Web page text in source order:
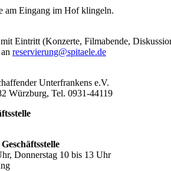
am Eingang im Hof klingeln.
Eintritt (Konzerte, Filmabende,
reservierung@spitaele.de
Unterfrankens e.V.
Würzburg, Tel. 0931-44119
Donnerstag 10 bis 13 Uhr